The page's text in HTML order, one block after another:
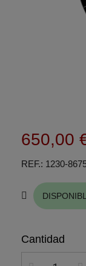
650,00
REF. 1230-
Cantidad